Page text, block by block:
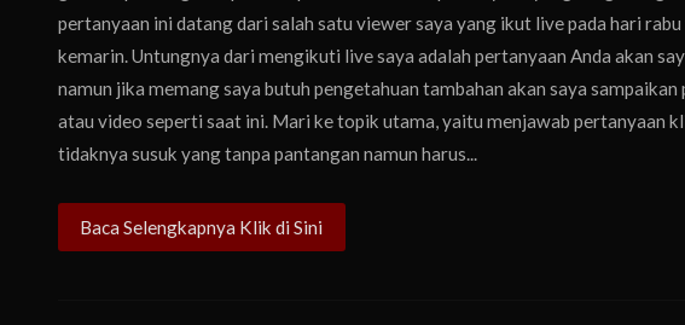
pertanyaan ini datang dari salah satu viewer saya yang ikut live pada hari
kemarin. Untungnya dari mengikuti live saya adalah pertanyaan Anda akan
namun jika memang saya butuh pengetahuan tambahan akan saya sampaikan
atau video seperti saat ini. Mari ke topik utama, yaitu menjawab pertanyaan
tidaknya susuk yang tanpa pantangan namun harus...
Baca Selengkapnya Klik di Sini